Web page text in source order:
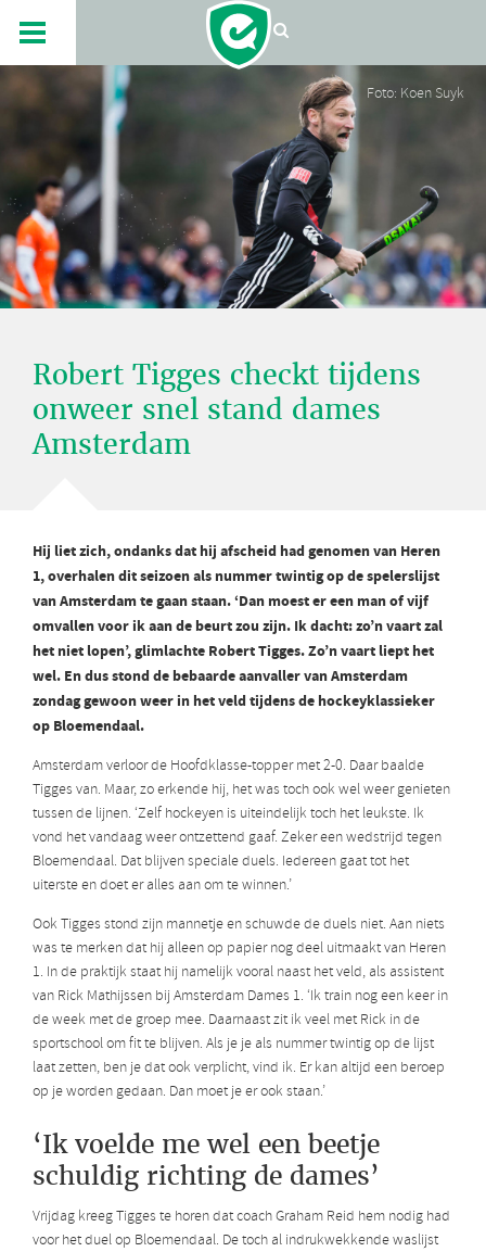
Foto: Koen Suyk
Robert Tigges checkt tijdens
onweer snel stand dames
Amsterdam
Hij liet zich, ondanks dat hij afscheid had genomen van Heren
1, overhalen dit seizoen als nummer twintig op de spelerslijst
van Amsterdam te gaan staan. ‘Dan moest er een man of vijf
omvallen voor ik aan de beurt zou zijn. Ik dacht: zo’n vaart zal
het niet lopen’, glimlachte Robert Tigges. Zo’n vaart liept het
wel. En dus stond de bebaarde aanvaller van Amsterdam
zondag gewoon weer in het veld tijdens de hockeyklassieker
op Bloemendaal.
Amsterdam verloor de Hoofdklasse-topper met 2-0. Daar baalde
Tigges van. Maar, zo erkende hij, het was toch ook wel weer genieten
tussen de lijnen. ‘Zelf hockeyen is uiteindelijk toch het leukste. Ik
vond het vandaag weer ontzettend gaaf. Zeker een wedstrijd tegen
Bloemendaal. Dat blijven speciale duels. Iedereen gaat tot het
uiterste en doet er alles aan om te winnen.’
Ook Tigges stond zijn mannetje en schuwde de duels niet. Aan niets
was te merken dat hij alleen op papier nog deel uitmaakt van Heren
1. In de praktijk staat hij namelijk vooral naast het veld, als assistent
van Rick Mathijssen bij Amsterdam Dames 1. ‘Ik train nog een keer in
de week met de groep mee. Daarnaast zit ik veel met Rick in de
sportschool om fit te blijven. Als je je als nummer twintig op de lijst
laat zetten, ben je dat ook verplicht, vind ik. Er kan altijd een beroep
op je worden gedaan. Dan moet je er ook staan.’
‘Ik voelde me wel een beetje
schuldig richting de dames’
Vrijdag kreeg Tigges te horen dat coach Graham Reid hem nodig had
voor het duel op Bloemendaal. De toch al indrukwekkende waslijst